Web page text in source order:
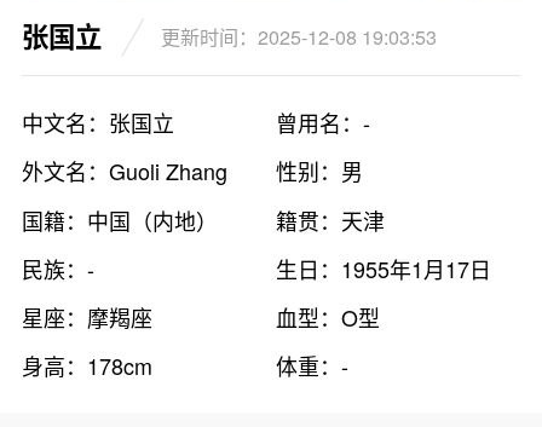
张国立 更新时间：2025-12-08 19:03:53
中文名：张国立
曾用名：-
外文名：Guoli Zhang
性别：男
国籍：中国（内地）
籍贯：天津
民族：-
生日：1955年1月17日
星座：摩羯座
血型：O型
身高：178cm
体重：-